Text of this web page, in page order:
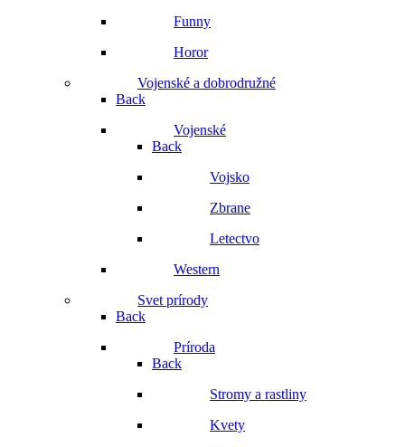
Funny
Horor
Vojenské a dobrodružné
Back
Vojenské
Back
Vojsko
Zbrane
Letectvo
Western
Svet prírody
Back
Príroda
Back
Stromy a rastliny
Kvety